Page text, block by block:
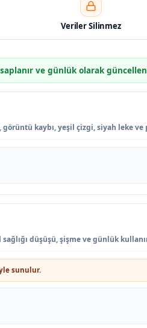
Veriler Silinmez
ve günlük olarak
kaybı, yeşil çizgi, siyah leke
düşüşü, şişme ve günlük
sunulur.